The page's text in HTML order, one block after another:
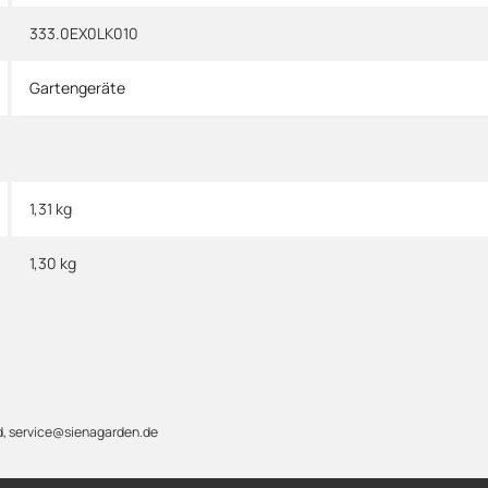
333.0EX0LK010
Gartengeräte
1,31 kg
1,30 kg
service@sienagarden.de